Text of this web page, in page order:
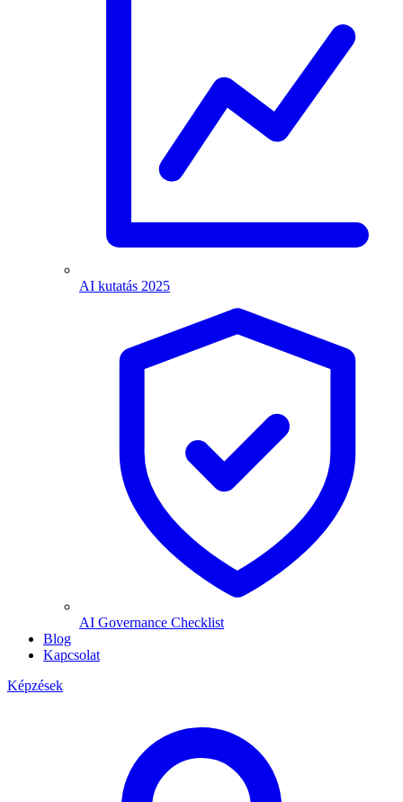
AI kutatás 2025
AI Governance Checklist
Blog
Kapcsolat
Képzések